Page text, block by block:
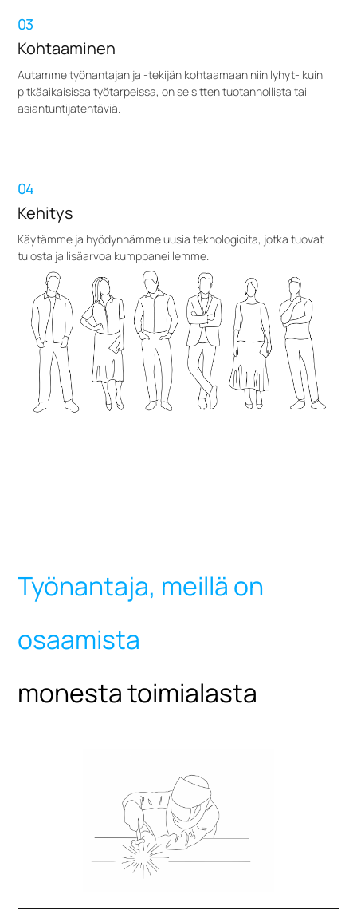
03
Kohtaaminen
Autamme työnantajan ja -tekijän kohtaamaan niin lyhyt- kuin
pitkäaikaisissa työtarpeissa, on se sitten tuotannollista tai
asiantuntijatehtäviä.
04
Kehitys
Käytämme ja hyödynnämme uusia teknologioita, jotka tuovat
tulosta ja lisäarvoa kumppaneillemme.
Työnantaja, meillä on
osaamista
monesta toimialasta